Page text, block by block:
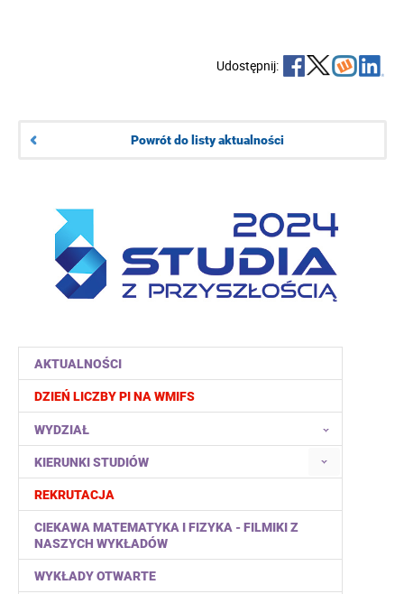
AKTUALNOŚCI
DZIEŃ LICZBY PI NA WMIFS
WYDZIAŁ
KIERUNKI STUDIÓW
REKRUTACJA
CIEKAWA MATEMATYKA I FIZYKA - FILMIKI Z
NASZYCH WYKŁADÓW
WYKŁADY OTWARTE
Udostępnij:
Powrót do listy aktualności